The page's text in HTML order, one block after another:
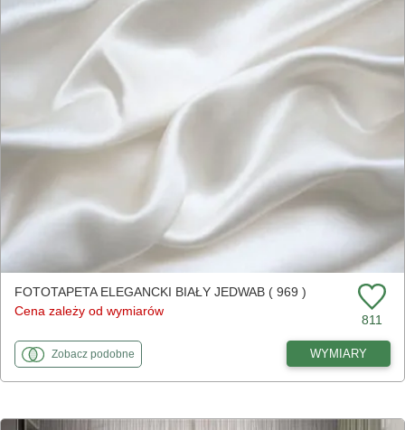
FOTOTAPETA ELEGANCKI BIAŁY JEDWAB ( 969 )
Cena zależy od wymiarów
811
Zobaczfototapety
podobnedo Elegancki biały jedwab WYMIARY